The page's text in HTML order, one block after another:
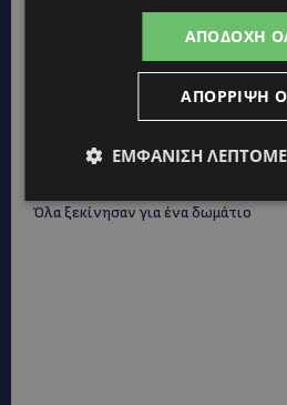
ΜΑΚΑΡΙΟΣ ΔΡΟΥΣΙΩΤΗΣ: «Δεν
Αστυνομία ξεκαθαρίζει πώς άρχισε
UPDATES
Όλα ξεκίνησαν για ένα δωμάτιο
ΑΠΟΔΟΧΉ
ΑΠΌΡΡΙΨΗ
ΕΜΦΆΝΙΣΗ